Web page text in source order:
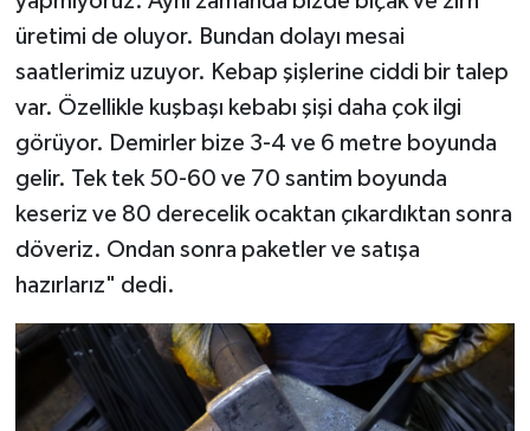
üretimi de oluyor. Bundan dolayı mesai
saatlerimiz uzuyor. Kebap şişlerine ciddi bir talep
var. Özellikle kuşbaşı kebabı şişi daha çok ilgi
görüyor. Demirler bize 3-4 ve 6 metre boyunda
gelir. Tek tek 50-60 ve 70 santim boyunda
keseriz ve 80 derecelik ocaktan çıkardıktan sonra
döveriz. Ondan sonra paketler ve satışa
hazırlarız" dedi.